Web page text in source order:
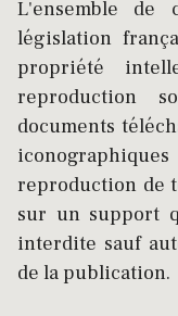
L'ensemble
législation
propriété
reproduction
documents
reproduction de
sur un support
interdite sauf
de la publication.